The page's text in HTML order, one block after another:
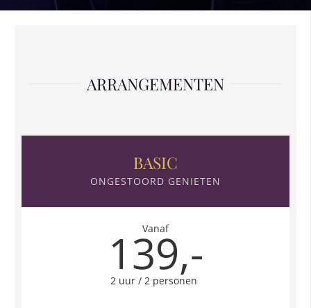
ARRANGEMENTEN
BASIC
ONGESTOORD GENIETEN
Vanaf
139,-
2 uur / 2 personen